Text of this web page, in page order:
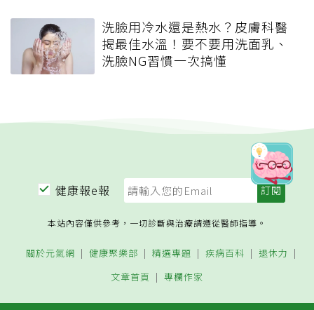
洗臉用冷水還是熱水？皮膚科醫
揭最佳水溫！要不要用洗面乳、
洗臉NG習慣一次搞懂
健康報e報
本站內容僅供參考，一切診斷與治療請遵從醫師指導。
關於元氣網 健康聚樂部 精選專題 疾病百科
退休力
文章首頁
專欄作家